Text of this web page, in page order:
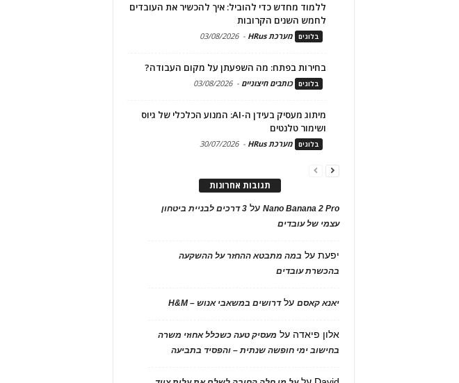
ללמוד מחדש כדי להוביל: איך להכשיר את העובדים
לחמש השנים הקרובות
בלוגים מערכת HRus -
03/08/2026
בחירות בפתח: מה השפעתן על מקום העבודה?
בלוגים כותבים חיצוניים -
03/08/2026
מיתוג מעסיק בעידן ה-AI: המנוע הכלכלי של גיוס
ושימור טלנטים
בלוגים מערכת HRus -
30/07/2026
תגובות אחרונות
Nano Banana 2 Proעל
3 דרכים לבניית ביטחון
עצמי של עובדים
יפעתעל במה מתבטא ההחזר על ההשקעה
בהכשרת עובדים
יאנא קאסםעלדרושים במשאבי אנוש – H&M
אלון פיאדה על מעסיק טעה כשכלל אחוזי משרה
בחישוב ימי חופשה שנתית – והפסיד בתביעה